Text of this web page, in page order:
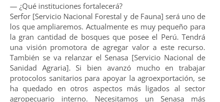
— ¿Qué instituciones fortalecerá?
Serfor [Servicio Nacional Forestal y de Fauna] será uno de
los que ampliaremos. Actualmente es muy pequeño para
la gran cantidad de bosques que posee el Perú. Tendrá
una visión promotora de agregar valor a este recurso.
También se va relanzar el Senasa [Servicio Nacional de
Sanidad Agraria]. Si bien avanzó mucho en trabajar
protocolos sanitarios para apoyar la agroexportación, se
ha quedado en otros aspectos más ligados al sector
agropecuario interno. Necesitamos un Senasa más